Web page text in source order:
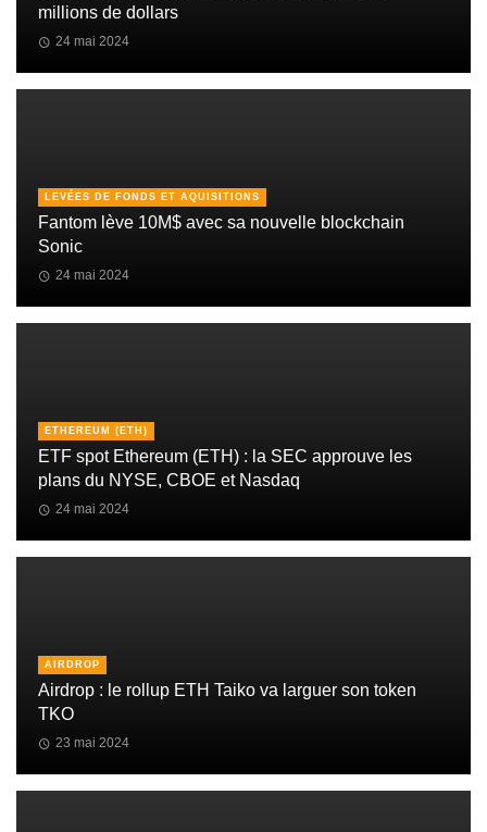
millions de dollars
24 mai 2024
LEVÉES DE FONDS ET AQUISITIONS
Fantom lève 10M$ avec sa nouvelle blockchain
Sonic
24 mai 2024
ETHEREUM (ETH)
ETF spot Ethereum (ETH) : la SEC approuve les
plans du NYSE, CBOE et Nasdaq
24 mai 2024
AIRDROP
Airdrop : le rollup ETH Taiko va larguer son token
TKO
23 mai 2024